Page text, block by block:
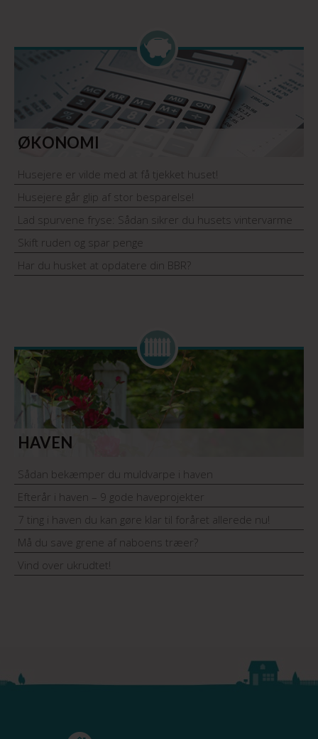
ØKONOMI
Husejere er vilde med at få tjekket huset!
Husejere går glip af stor besparelse!
Lad spurvene fryse: Sådan sikrer du husets vintervarme
Skift ruden og spar penge
Har du husket at opdatere din BBR?
HAVEN
Sådan bekæmper du muldvarpe i haven
Efterår i haven – 9 gode haveprojekter
7 ting i haven du kan gøre klar til foråret allerede nu!
Må du save grene af naboens træer?
Vind over ukrudtet!